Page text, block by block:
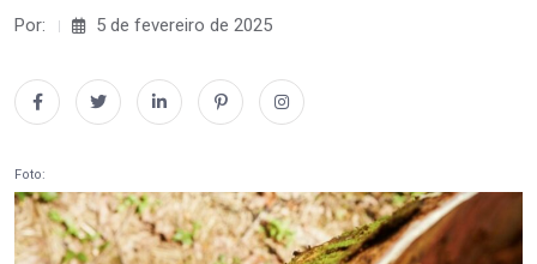
Por: 5 de fevereiro de 2025
Foto: